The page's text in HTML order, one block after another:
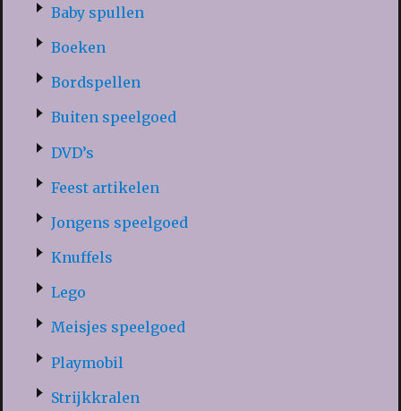
Baby spullen
Boeken
Bordspellen
Buiten speelgoed
DVD’s
Feest artikelen
Jongens speelgoed
Knuffels
Lego
Meisjes speelgoed
Playmobil
Strijkkralen